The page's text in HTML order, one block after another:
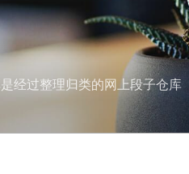
经过整理归类的网上段子仓库